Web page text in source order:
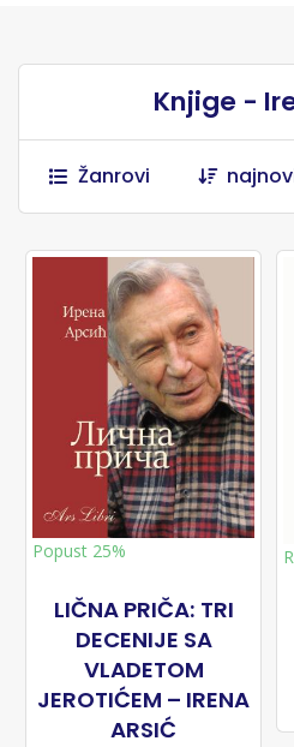
Knjige -
Žanrovi
Popust 25%
LIČNA PRIČA: TRI
DECENIJE SA
VLADETOM
JEROTIĆEM – IRENA
ARSIĆ